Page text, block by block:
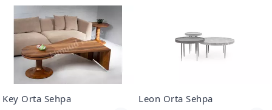
Key Orta Sehpa Leon Orta Sehpa